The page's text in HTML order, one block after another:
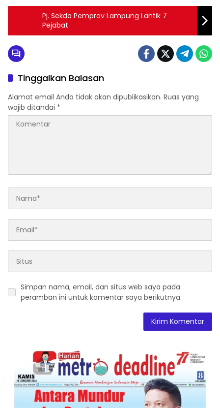
Pj. Sekda Pemprov Lampung Lantik 7
Pejabat
Tinggalkan Balasan
Alamat email Anda tidak akan dipublikasikan. Ruas yang
wajib ditandai *
Simpan nama, email, dan situs web saya pada
peramban ini untuk komentar saya berikutnya.